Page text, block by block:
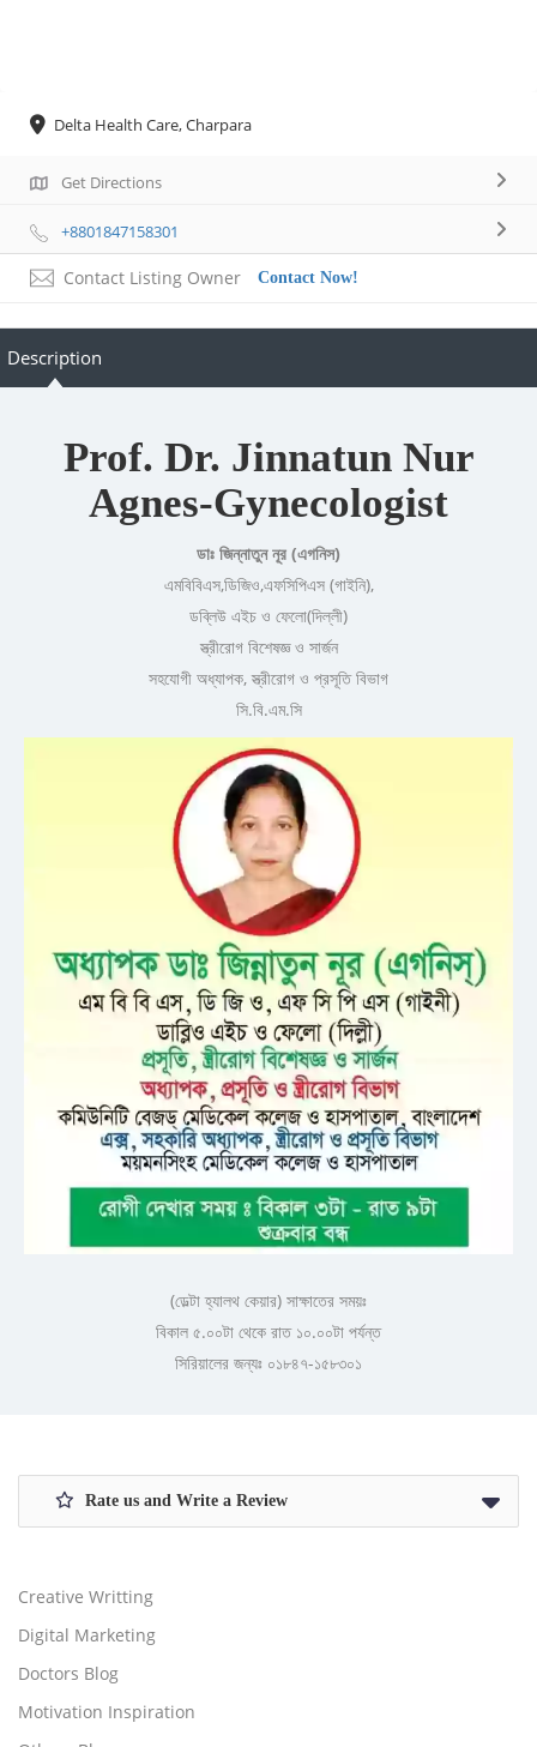
Delta Health Care, Charpara
Get Directions
+8801847158301
Contact Listing Owner Contact Now!
Description
Prof. Dr. Jinnatun Nur
Agnes-Gynecologist
ডাঃ জিন্নাতুন নূর (এগনিস)
এমবিবিএস,ডিজিও,এফসিপিএস (গাইনি),
ডব্লিউ এইচ ও ফেলো(দিল্লী)
স্ত্রীরোগ বিশেষজ্ঞ ও সার্জন
সহযোগী অধ্যাপক, স্ত্রীরোগ ও প্রসূতি বিভাগ
সি.বি.এম.সি
(ডেল্টা হ্যালথ কেয়ার) সাক্ষাতের সময়ঃ
বিকাল ৫.০০টা থেকে রাত ১০.০০টা পর্যন্ত
সিরিয়ালের জন্যঃ ০১৮৪৭-১৫৮৩০১
Rate us and Write a Review
Creative Writting
Digital Marketing
Doctors Blog
Motivation Inspiration